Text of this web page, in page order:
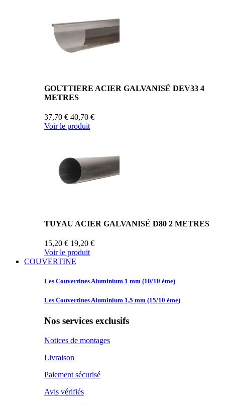
GOUTTIERE ACIER GALVANISÉ DEV33 4
METRES
37,70 € 40,70 €
Voir le produit
TUYAU ACIER GALVANISÉ D80 2 METRES
15,20 € 19,20 €
Voir le produit
COUVERTINE
Les CouvertinesAluminium 1 mm (10/10 ème)
Les CouvertinesAluminium 1,5 mm (15/10 ème)
Nos services exclusifs
Notices de montages
Livraison
Paiement sécurisé
Avis vérifiés